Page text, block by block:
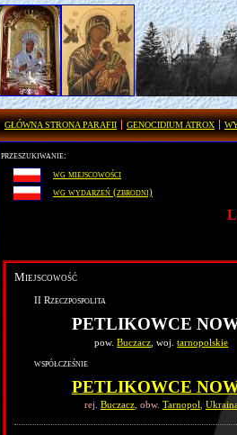
GŁÓWNA STRONA PARAFII GENOCIDIUM ATROX
przeszukiwanie:
wg miejscowości
wg wydarzeń (zbrodni)
Miejscowość
II Rzeczpospolita
PETLIKOWCE
pow.Buczacz , woj.tarnopolskie
współcześnie
PETLIKOWCE
rej. Buczacz, obw. Tarnopol,